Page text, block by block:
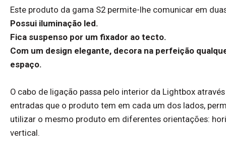
Este produto da gama S2 permite-lhe comunicar em
Possui iluminação led.
Fica suspenso por um fixador ao tecto.
Com um design elegante, decora na perfeição
espaço.
O cabo de ligação passa pelo interior da Lightbox
entradas que o produto tem em cada um dos lados,
utilizar o mesmo produto em diferentes orientações:
vertical.